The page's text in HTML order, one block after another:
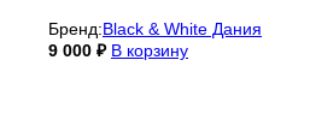
Бренд:Black & White Дания
9 000 ₽ В корзину